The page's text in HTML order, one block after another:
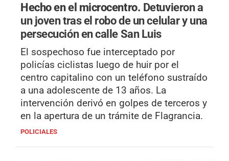
Hecho en el microcentro. Detuvieron a
un joven tras el robo de un celular y una
persecución en calle San Luis
El sospechoso fue interceptado por
policías ciclistas luego de huir por el
centro capitalino con un teléfono sustraído
a una adolescente de 13 años. La
intervención derivó en golpes de terceros y
en la apertura de un trámite de Flagrancia.
POLICIALES